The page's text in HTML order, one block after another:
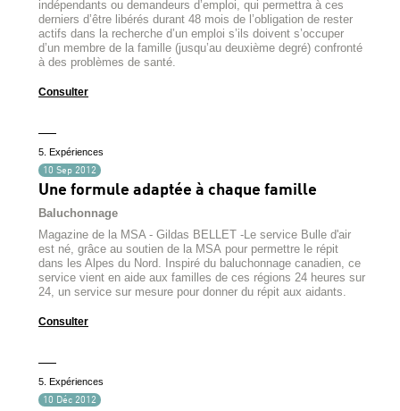
indépendants ou demandeurs d’emploi, qui permettra à ces
derniers d’être libérés durant 48 mois de l’obligation de rester
actifs dans la recherche d’un emploi s’ils doivent s’occuper
d’un membre de la famille (jusqu’au deuxième degré) confronté
à des problèmes de santé.
Consulter
5. Expériences
10 Sep 2012
Une formule adaptée à chaque famille
Baluchonnage
Magazine de la MSA - Gildas BELLET -Le service Bulle d'air
est né, grâce au soutien de la MSA pour permettre le répit
dans les Alpes du Nord. Inspiré du baluchonnage canadien, ce
service vient en aide aux familles de ces régions 24 heures sur
24, un service sur mesure pour donner du répit aux aidants.
Consulter
5. Expériences
10 Déc 2012